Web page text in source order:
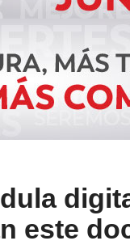
este